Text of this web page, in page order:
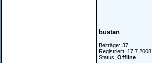
bustan
Beiträge: 37
Registriert: 17.7.2008
Status: Offline